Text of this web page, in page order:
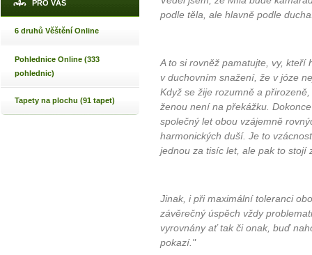
PRO VÁS
6 druhů Věštění Online
Pohlednice Online (333
pohlednic)
Tapety na plochu (91 tapet)
podle těla, ale hlavně podle
A to si rovněž pamatujte, vy, kteří
v duchovním snažení, že v józe
Když se žije rozumně a
ženou není na překážku.
společný let obou vzájemně
harmonických duší. Je to
jednou za tisíc let, ale pak to stojí
Jinak, i při maximální toleranci
závěrečný úspěch vždy
vyrovnány ať tak či onak, buď
pokazí."